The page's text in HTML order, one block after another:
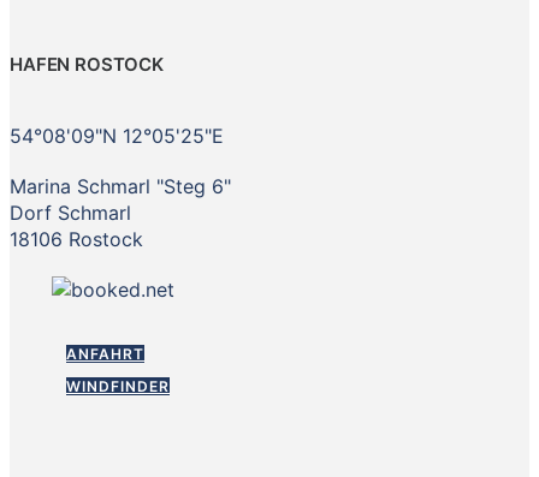
HAFEN ROSTOCK
54°08'09"N 12°05'25"E
Marina Schmarl "Steg 6"
Dorf Schmarl
18106 Rostock
ANFAHRT
WINDFINDER